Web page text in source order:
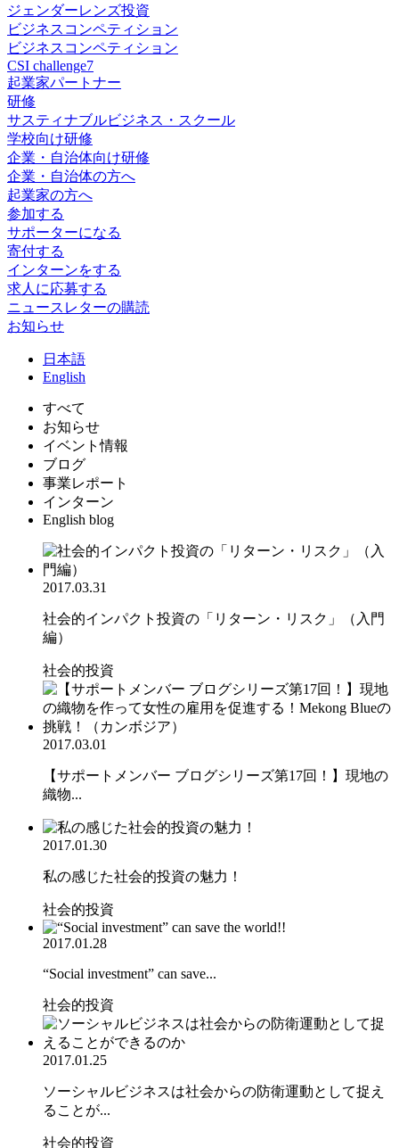
ジェンダーレンズ投資
ビジネスコンペティション
ビジネスコンペティション
CSI challenge7
起業家パートナー
研修
サスティナブルビジネス・スクール
学校向け研修
企業・自治体向け研修
企業・自治体の方へ
起業家の方へ
参加する
サポーターになる
寄付する
インターンをする
求人に応募する
ニュースレターの購読
お知らせ
日 本語
English
すべて
お知らせ
イベント情報
ブログ
事業レポート
インターン
English blog
2017.03.31
社会的インパクト投資の「リターン・リスク」（入門
編）
社会的投資
2017.03.01
【サポートメンバー ブログシリーズ第17回！】現地の
織物...
2017.01.30
私の感じた社会的投資の魅力！
社会的投資
2017.01.28
“Social investment” can save...
社会的投資
2017.01.25
ソーシャルビジネスは社会からの防衛運動として捉え
ることが...
社会的投資